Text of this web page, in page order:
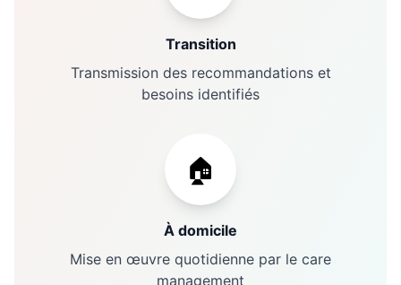
Transition
Transmission des recommandations et
besoins identifiés
🏠
À domicile
Mise en œuvre quotidienne par le care
management